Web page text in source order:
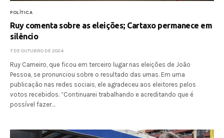
POLÍTICA
Ruy comenta sobre as eleições; Cartaxo permanece em
silêncio
7 DE OUTUBRO DE 2024
Ruy Carneiro, que ficou em terceiro lugar nas eleições de João
Pessoa, se pronunciou sobre o resultado das urnas. Em uma
publicação nas redes sociais, ele agradeceu aos eleitores pelos
votos recebidos. “Continuarei trabalhando e acreditando que é
possível fazer…